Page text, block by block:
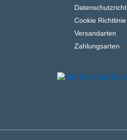
Cookie Richtlinie
Versandarten
Zahlungsarten